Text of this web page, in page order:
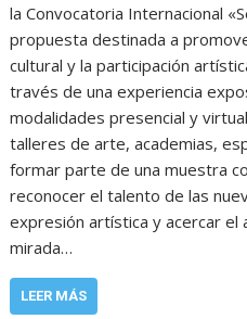
la Convocatoria Internacional
propuesta destinada a
cultural y la participación
través de una experiencia
modalidades presencial y
talleres de arte, academias,
formar parte de una muestra
reconocer el talento de las
expresión artística y acercar el
mirada…
LEER MÁS